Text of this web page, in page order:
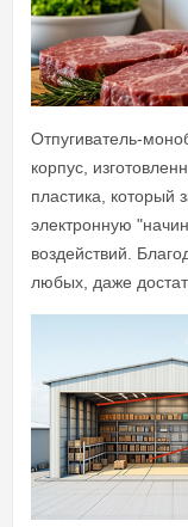
Отпугиватель-
корпус,
пластика, который
электронную
воздействий.
любых, даже